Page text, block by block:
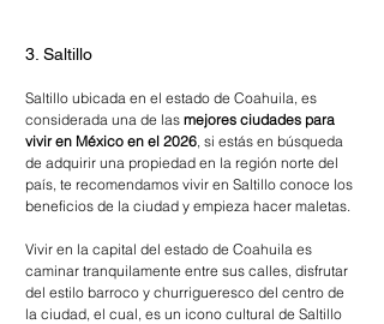
3. Saltillo
Saltillo ubicada en el estado de Coahuila, es
considerada una de las mejores ciudades para
vivir en México en el 2026 , si estás en búsqueda
de adquirir una propiedad en la región norte del
país, te recomendamos vivir en Saltillo conoce los
beneficios de la ciudad y empieza hacer maletas.
Vivir en la capital del estado de Coahuila es
caminar tranquilamente entre sus calles, disfrutar
del estilo barroco y churrigueresco del centro de
la ciudad, el cual, es un icono cultural de Saltillo